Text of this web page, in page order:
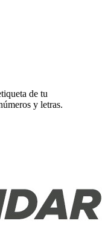
de tu
y letras.